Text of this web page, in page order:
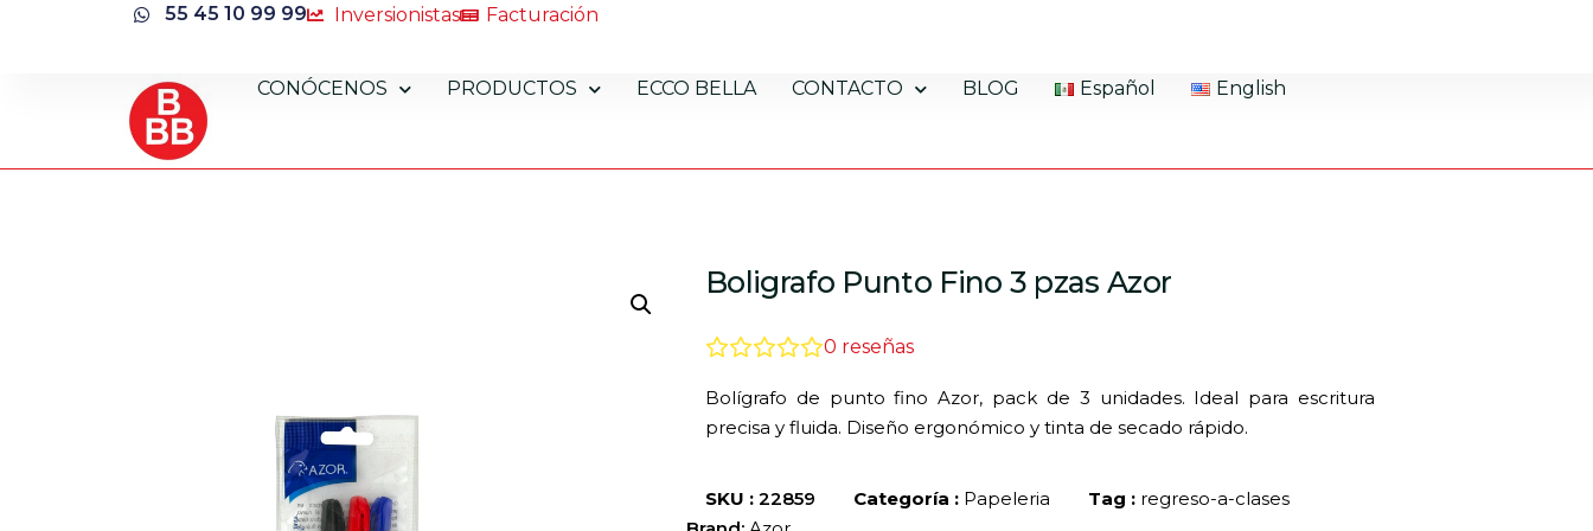
55 45 10 99 99 Inversionistas Facturación
CONÓCENOS PRODUCTOS ECCO BELLA CONTACTO BLOG Español English
Boligrafo Punto Fino 3 pzas Azor
0 reseñas
Bolígrafo de punto fino Azor, pack de 3 unidades. Ideal para escritura
precisa y fluida. Diseño ergonómico y tinta de secado rápido.
SKU : 22859 Categoría : Papeleria Tag : regreso-a-clases